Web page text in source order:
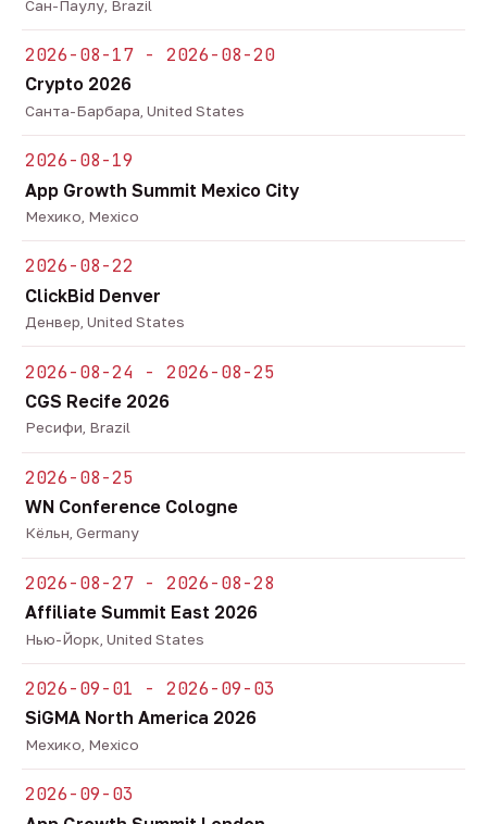
Сан-Паулу, Brazil
2026-08-17 - 2026-08-20
Crypto 2026
Санта-Барбара, United States
2026-08-19
App Growth Summit Mexico City
Мехико, Mexico
2026-08-22
ClickBid Denver
Денвер, United States
2026-08-24 - 2026-08-25
CGS Recife 2026
Ресифи, Brazil
2026-08-25
WN Conference Cologne
Кёльн, Germany
2026-08-27 - 2026-08-28
Affiliate Summit East 2026
Нью-Йорк, United States
2026-09-01 - 2026-09-03
SiGMA North America 2026
Мехико, Mexico
2026-09-03